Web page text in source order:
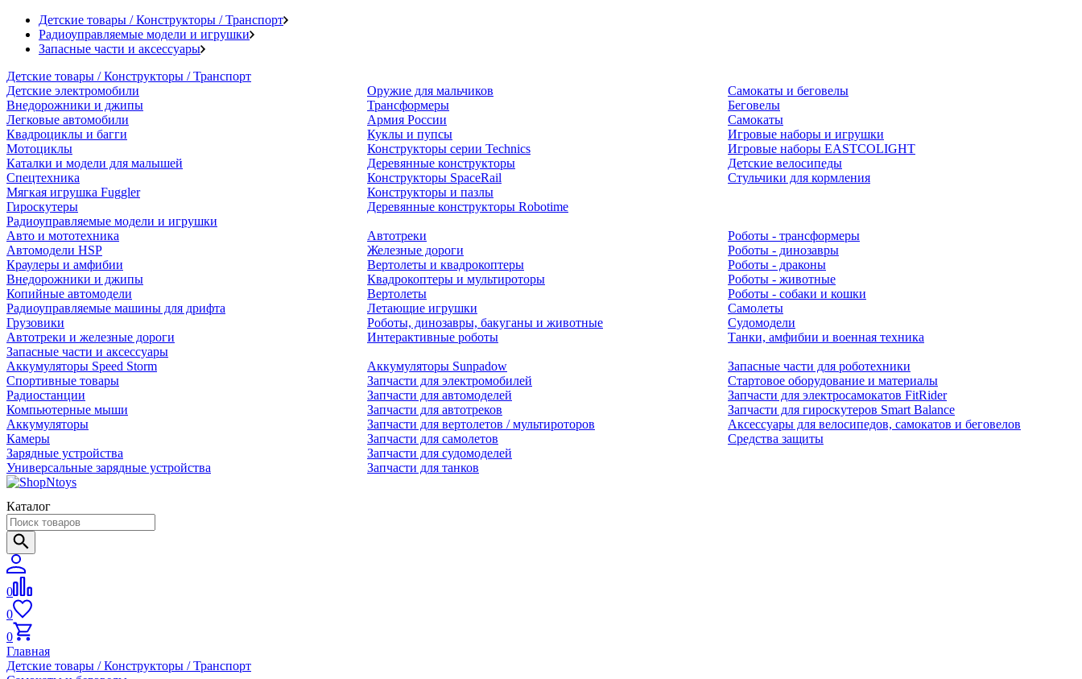
Детские товары / Конструкторы / Транспорт
Радиоуправляемые модели и игрушки
Запасные части и аксессуары
Детские товары / Конструкторы / Транспорт
Детские электромобили
Внедорожники и джипы
Легковые автомобили
Квадроциклы и багги
Мотоциклы
Каталки и модели для малышей
Спецтехника
Мягкая игрушка Fuggler
Гироскутеры
Оружие для мальчиков
Трансформеры
Армия России
Куклы и пупсы
Конструкторы серии Technics
Деревянные конструкторы
Конструкторы SpaceRail
Конструкторы и пазлы
Деревянные конструкторы Robotime
Самокаты и беговелы
Беговелы
Самокаты
Игровые наборы и игрушки
Игровые наборы EASTCOLIGHT
Детские велосипеды
Стульчики для кормления
Радиоуправляемые модели и игрушки
Авто и мототехника
Автомодели HSP
Краулеры и амфибии
Внедорожники и джипы
Копийные автомодели
Радиоуправляемые машины для дрифта
Грузовики
Автотреки и железные дороги
Автотреки
Железные дороги
Вертолеты и квадрокоптеры
Квадрокоптеры и мультироторы
Вертолеты
Летающие игрушки
Роботы, динозавры, бакуганы и животные
Интерактивные роботы
Роботы - трансформеры
Роботы - динозавры
Роботы - драконы
Роботы - животные
Роботы - собаки и кошки
Самолеты
Судомодели
Танки, амфибии и военная техника
Запасные части и аксессуары
Аккумуляторы Speed Storm
Спортивные товары
Радиостанции
Компьютерные мыши
Аккумуляторы
Камеры
Зарядные устройства
Универсальные зарядные устройства
Аккумуляторы Sunpadow
Запчасти для электромобилей
Запчасти для автомоделей
Запчасти для автотреков
Запчасти для вертолетов / мультироторов
Запчасти для самолетов
Запчасти для судомоделей
Запчасти для танков
Запасные части для роботехники
Стартовое оборудование и материалы
Запчасти для электросамокатов FitRider
Запчасти для гироскутеров Smart Balance
Аксессуары для велосипедов, самокатов и беговелов
Средства защиты
Каталог
0
0
0
Главная
Детские товары / Конструкторы / Транспорт